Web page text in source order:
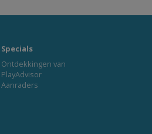
Specials
Ontdekkingen van
PlayAdvisor
Aanraders